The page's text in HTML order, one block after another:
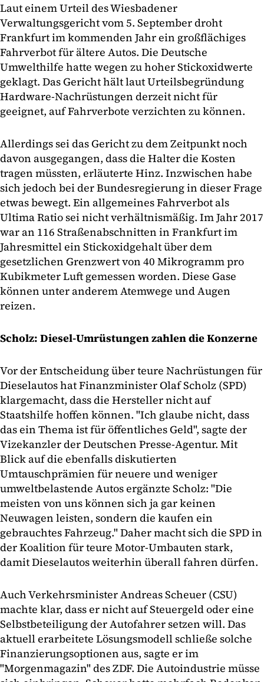
Laut einem Urteil des Wiesbadener
Verwaltungsgericht vom 5. September droht
Frankfurt im kommenden Jahr ein großflächiges
Fahrverbot für ältere Autos. Die Deutsche
Umwelthilfe hatte wegen zu hoher Stickoxidwerte
geklagt. Das Gericht hält laut Urteilsbegründung
Hardware-Nachrüstungen derzeit nicht für
geeignet, auf Fahrverbote verzichten zu können.
Allerdings sei das Gericht zu dem Zeitpunkt noch
davon ausgegangen, dass die Halter die Kosten
tragen müssten, erläuterte Hinz. Inzwischen habe
sich jedoch bei der Bundesregierung in dieser Frage
etwas bewegt. Ein allgemeines Fahrverbot als
Ultima Ratio sei nicht verhältnismäßig. Im Jahr 2017
war an 116 Straßenabschnitten in Frankfurt im
Jahresmittel ein Stickoxidgehalt über dem
gesetzlichen Grenzwert von 40 Mikrogramm pro
Kubikmeter Luft gemessen worden. Diese Gase
können unter anderem Atemwege und Augen
reizen.
Scholz: Diesel-Umrüstungen zahlen die Konzerne
Vor der Entscheidung über teure Nachrüstungen für
Dieselautos hat Finanzminister Olaf Scholz (SPD)
klargemacht, dass die Hersteller nicht auf
Staatshilfe hoffen können. "Ich glaube nicht, dass
das ein Thema ist für öffentliches Geld", sagte der
Vizekanzler der Deutschen Presse-Agentur. Mit
Blick auf die ebenfalls diskutierten
Umtauschprämien für neuere und weniger
umweltbelastende Autos ergänzte Scholz: "Die
meisten von uns können sich ja gar keinen
Neuwagen leisten, sondern die kaufen ein
gebrauchtes Fahrzeug." Daher macht sich die SPD in
der Koalition für teure Motor-Umbauten stark,
damit Dieselautos weiterhin überall fahren dürfen.
Auch Verkehrsminister Andreas Scheuer (CSU)
machte klar, dass er nicht auf Steuergeld oder eine
Selbstbeteiligung der Autofahrer setzen will. Das
aktuell erarbeitete Lösungsmodell schließe solche
Finanzierungsoptionen aus, sagte er im
"Morgenmagazin" des ZDF. Die Autoindustrie müsse